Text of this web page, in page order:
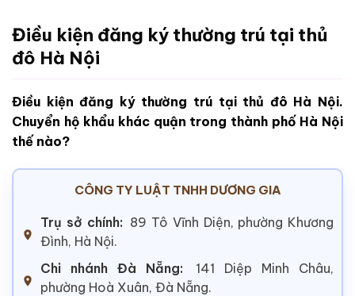
Điều kiện đăng ký thường trú tại thủ
đô Hà Nội
Điều kiện đăng ký thường trú tại thủ đô Hà Nội.
Chuyển hộ khẩu khác quận trong thành phố Hà Nội
thế nào?
CÔNG TY LUẬT TNHH DƯƠNG GIA
Trụ sở chính: 89 Tô Vĩnh Diện, phường Khương
Đình, Hà Nội.
Chi nhánh Đà Nẵng:
141 Diệp Minh Châu,
phường Hoà Xuân, Đà Nẵng.